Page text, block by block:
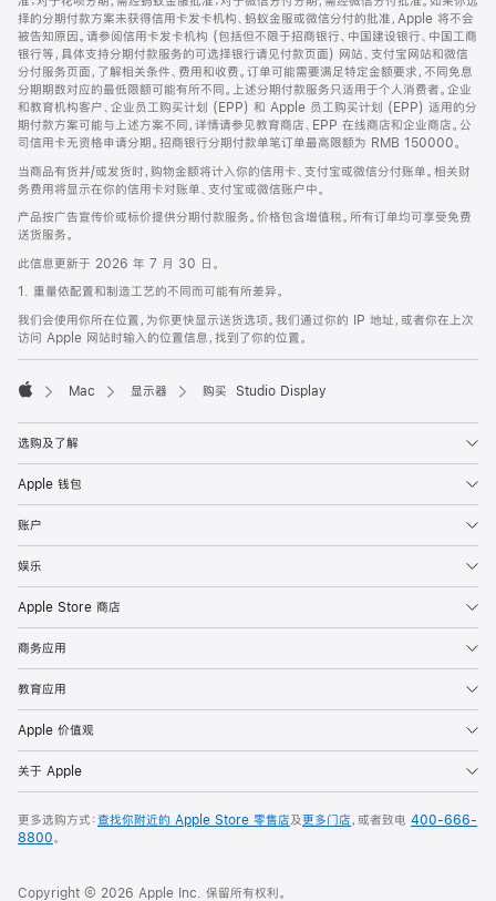
择的分期付款方案未获得信用卡发卡机构、蚂蚁金服或微信分付的批准，Apple 将不会
被告知原因。请参阅信用卡发卡机构 (包括但不限于招商银行、中国建设银行、中国工商
银行等，具体支持分期付款服务的可选择银行请见付款页面) 网站、支付宝网站和微信
分付服务页面，了解相关条件、费用和收费。订单可能需要满足特定金额要求，不同免息
分期期数对应的最低限额可能有所不同。上述分期付款服务只适用于个人消费者。企业
和教育机构客户、企业员工购买计划 (EPP) 和 Apple 员工购买计划 (EPP) 适用的分
期付款方案可能与上述方案不同，详情请参见教育商店、EPP 在线商店和企业商店。公
司信用卡无资格申请分期。招商银行分期付款单笔订单最高限额为 RMB 150000。
当商品有货并/或发货时，购物金额将计入你的信用卡、支付宝或微信分付账单。相关财
务费用将显示在你的信用卡对账单、支付宝或微信账户中。
产品按广告宣传价或标价提供分期付款服务。价格包含增值税。所有订单均可享受免费
送货服务。
此信息更新于 2026 年 7 月 30 日。
1. 重量依配置和制造工艺的不同而可能有所差异。
我们会使用你所在位置，为你更快显示送货选项。我们通过你的 IP 地址，或者你在上次
访问 Apple 网站时输入的位置信息，找到了你的位置。
Mac 显示器 购买 Studio Display
选购及了解
Apple 钱包
账户
娱乐
Apple Store 商店
商务应用
教育应用
Apple 价值观
关于 Apple
更多选购方式：查找你附近的 Apple Store 零售店及更多门店，或者致电 400-666-
8800。
Copyright © 2026 Apple Inc. 保留所有权利。